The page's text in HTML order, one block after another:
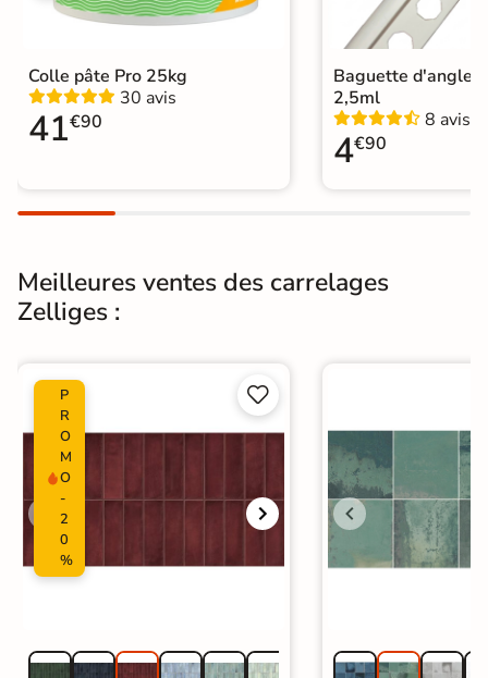
Support
Ancien carrelage
Placo, tout type de support mural
Normes
Origine
Catégories
Colle pâte Pro 25kg
30 avis
41€90
Baguette d'angle
2,5ml
8 avis
4€90
Meilleures ventes des carrelages
Zelliges :
P
R
O
M
O
-
2
0
%

